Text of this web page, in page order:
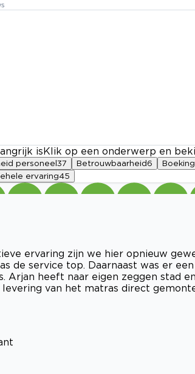
is Klik op een onderwerp en
personeel 37 Betrouwbaarheid 6
ervaring45
ervaring zijn we hier opnieuw
de service top. Daarnaast was er
Arjan heeft naar eigen zeggen stad
van het matras direct